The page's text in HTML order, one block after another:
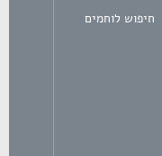
חיפוש לוחמים